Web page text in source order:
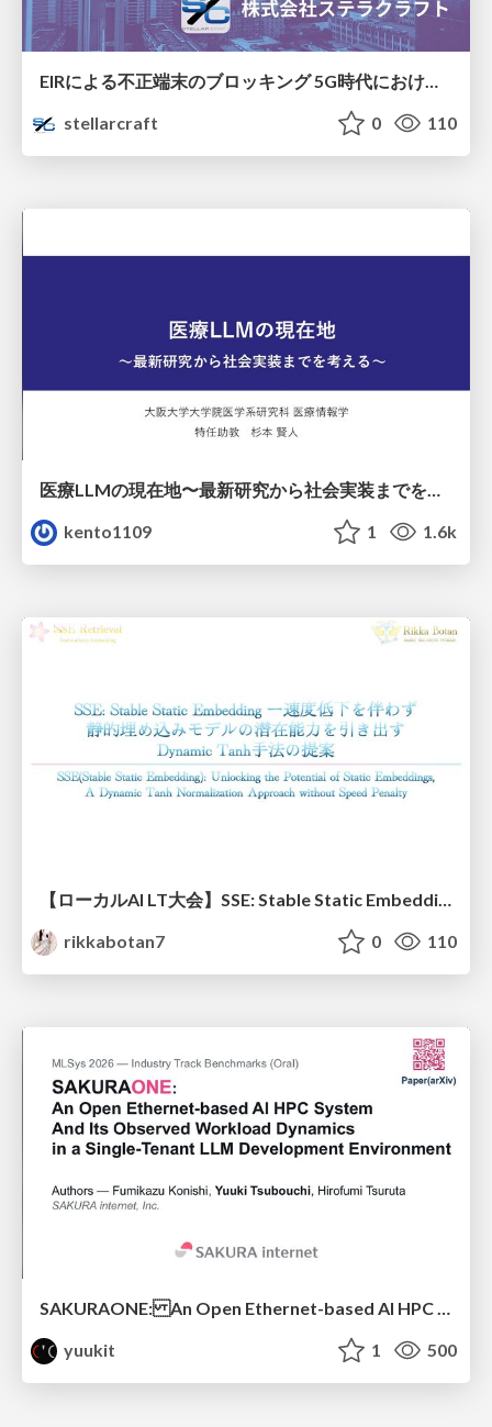
EIRによる不正端末のブロッキング 5G時代におけるデバイス識別と不正対策の進化
stellarcraft
0 110
医療LLMの現在地〜最新研究から社会実装までを考える〜
kento1109
1 1.6k
rikkabotan7
0 110
SAKURAONE: An Open Ethernet-based AI HPC System And Its Observed Workload Dynamics in a Single-Tenant LLM Development Environment
yuukit
1 500